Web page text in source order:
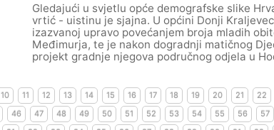
Gledajući u svjetlu opće demografske slike
vrtić - uistinu je sjajna. U općini Donji
izazvanoj upravo povećanjem broja mladih
Međimurja, te je nakon dogradnji matičnog
projekt gradnje njegova područnog odjela u
10 11 12 13 14 15 16 17 18 19 20 21 22
46 47 48 49 50 51 52 53 54 55 56 57